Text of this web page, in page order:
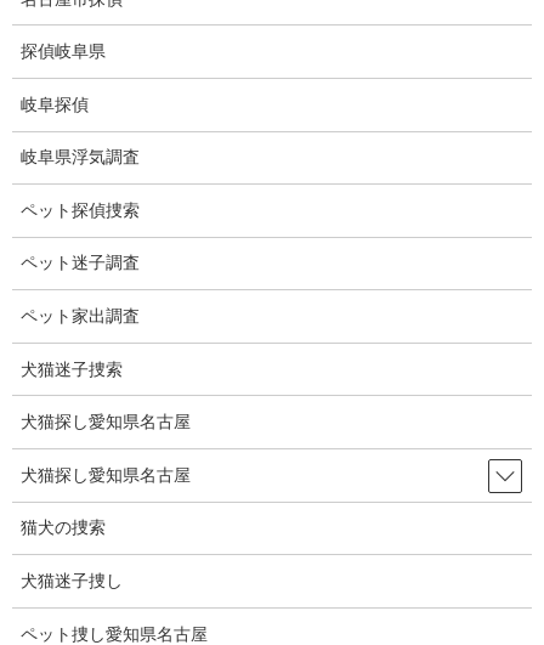
に
動
ョ
に
動
ブログ
HOME ブログ
2021-11-12
ブログ
航空機
仕事でセントレアに寄りました。
国内線、国際線があり、航空機が着地してくるところも格好いい
ですが、離陸するときも格好いいです。
イ。
デルタはやばいぐらい大きかったです。
探偵岐阜県
岐阜探偵
岐阜県浮気調査
ペット探偵捜索
ペット迷子調査
ペット家出調査
犬猫迷子捜索
犬猫探し愛知県名古屋
犬猫探し愛知県名古屋
猫犬の捜索
犬猫迷子捜し
ペット捜し愛知県名古屋